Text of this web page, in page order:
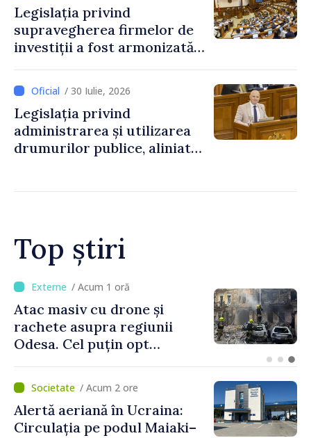
Legislația privind
supravegherea firmelor de
investiții a fost armonizată
/ 30 Iulie, 2026
Legislația privind
administrarea și utilizarea
drumurilor publice, aliniată
Top știri
/ Acum 1 oră
Orașele din Republica
Moldova se pot înscrie în
cursa pentru titlul de
Culturii 2033”
/ Acum 2 ore
Alertă aeriană în Ucraina:
Circulația pe podul Maiaki–